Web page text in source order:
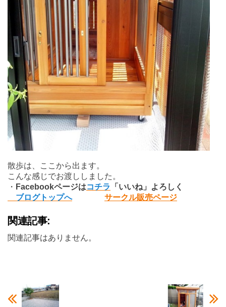
散歩は、ここから出ます。
こんな感じでお渡ししました。
・ Facebookページはコチラ
「いいね」よろしく
ブログトップへ
サークル販売ページ
関連記事:
関連記事はありません。